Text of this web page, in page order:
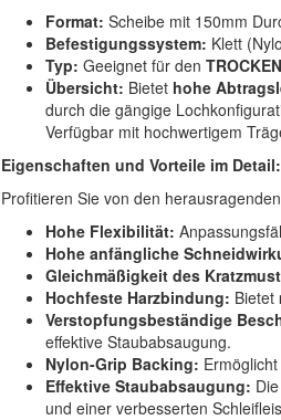
Format: Scheibe mit 150mm
Befestigungssystem: Klett
Typ: Geeignet für den TROCKEN
Übersicht: Bietet hohe
durch die gängige
Verfügbar mit hochwertigem
Eigenschaften und Vorteile im Detail:
Profitieren Sie von den
Hohe Flexibilität:
Hohe anfängliche
Gleichmäßigkeit des
Hochfeste Harzbindung: Bietet
Verstopfungsbeständige
effektive Staubabsaugung.
Nylon-Grip Backing:
Effektive Staubabsaugung:
und einer verbesserten